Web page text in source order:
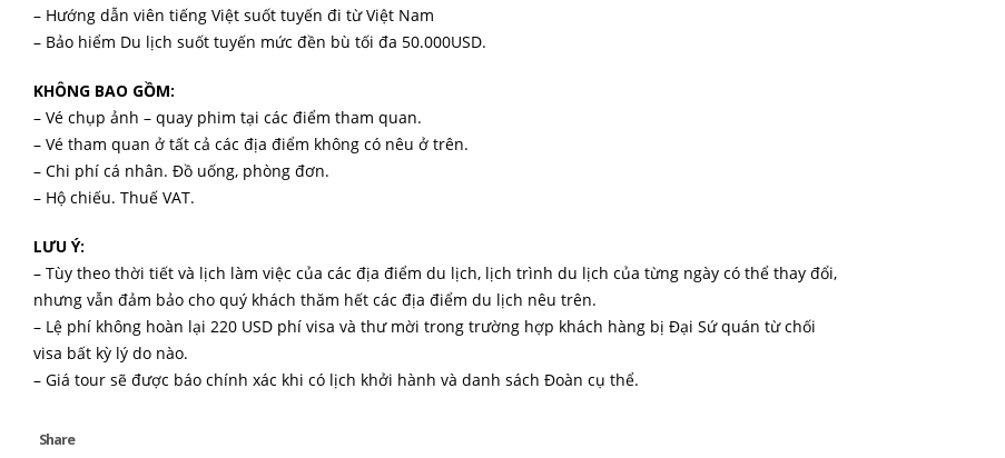
– Hướng dẫn viên tiếng Việt suốt tuyến đi từ Việt Nam
– Bảo hiểm Du lịch suốt tuyến mức đền bù tối đa 50.000USD.
KHÔNG BAO GỒM:
– Vé chụp ảnh – quay phim tại các điểm tham quan.
– Vé tham quan ở tất cả các địa điểm không có nêu ở trên.
– Chi phí cá nhân. Đồ uống, phòng đơn.
– Hộ chiếu. Thuế VAT.
LƯU Ý:
– Tùy theo thời tiết và lịch làm việc của các địa điểm du lịch, lịch trình du lịch của từng ngày có thể thay đổi,
nhưng vẫn đảm bảo cho quý khách thăm hết các địa điểm du lịch nêu trên.
– Lệ phí không hoàn lại 220 USD phí visa và thư mời trong trường hợp khách hàng bị Đại Sứ quán từ chối
visa bất kỳ lý do nào.
– Giá tour sẽ được báo chính xác khi có lịch khởi hành và danh sách Đoàn cụ thể.
Share